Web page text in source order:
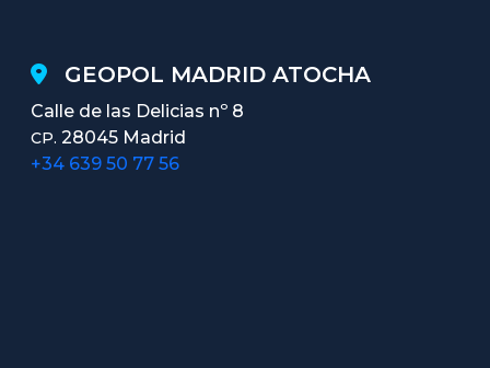
GEOPOL MADRID ATOCHA
Calle de las Delicias nº 8
CP. 28045 Madrid
+34 639 50 77 56